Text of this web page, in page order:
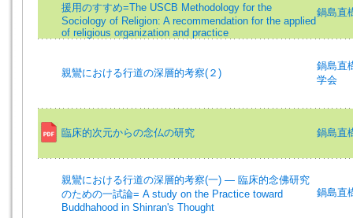
援用のすすめ=The USCB Methodology for the
Sociology of Religion: A recommendation for the applied
of religious organization and practice
鍋島直
親鸞における行道の深層的考察(２)
鍋島直
学会
臨床的次元からの念仏の研究 鍋島直
親鸞における行道の深層的考察(一) — 臨床的念佛研究
のための一試論= A study on the Practice toward
Buddhahood in Shinran's Thought
鍋島直